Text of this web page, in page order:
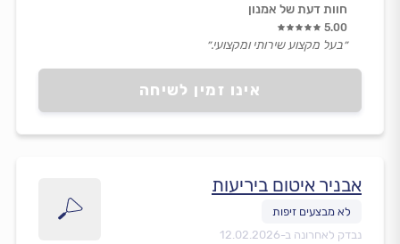
אינו זמין לשיחה
חוות דעת של אמנון
5.00
״בעל מקצוע שירותי ומקצועי.״
אבניר איטום ביריעות
נבדק לאחרונה ב-12.02.2026